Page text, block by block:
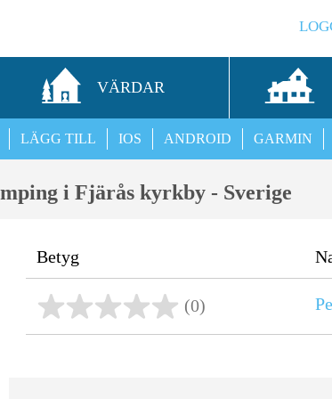
VÄRDAR
GARMIN
ANDROID
IOS
LÄGG TILL
i Fjärås kyrkby - Sverige
Betyg
(0)